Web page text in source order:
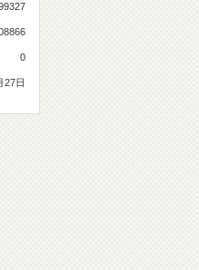
0
27日